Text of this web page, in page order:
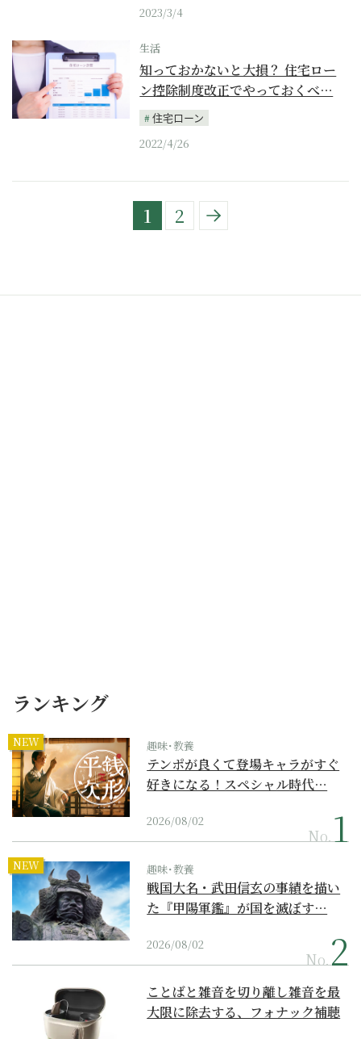
2023/3/4
生活
知っておかないと大損？ 住宅ロー
ン控除制度改正でやっておくべ…
住宅ローン
2022/4/26
1 2
ランキング
NEW 趣味･教養
テンポが良くて登場キャラがすぐ
好きになる！スペシャル時代…
2026/08/02
No.
NEW 趣味･教養
戦国大名・武田信玄の事績を描い
た『甲陽軍鑑』が国を滅ぼす…
2026/08/02
No.
ことばと雑音を切り離し雑音を最
大限に除去する、フォナック補聴